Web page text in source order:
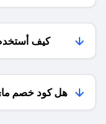
كيف
هل كود خصم